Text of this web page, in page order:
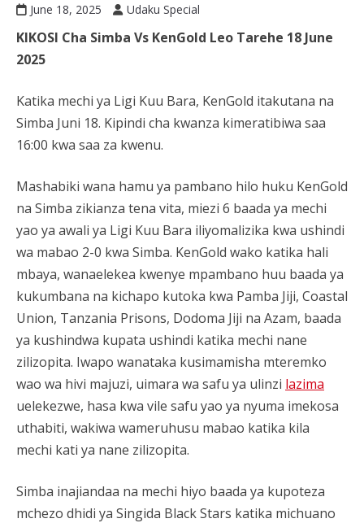
June 18, 2025 Udaku Special
KIKOSI Cha Simba Vs KenGold Leo Tarehe 18 June
2025
Katika mechi ya Ligi Kuu Bara, KenGold itakutana na
Simba Juni 18. Kipindi cha kwanza kimeratibiwa saa
16:00 kwa saa za kwenu.
Mashabiki wana hamu ya pambano hilo huku KenGold
na Simba zikianza tena vita, miezi 6 baada ya mechi
yao ya awali ya Ligi Kuu Bara iliyomalizika kwa ushindi
wa mabao 2-0 kwa Simba. KenGold wako katika hali
mbaya, wanaelekea kwenye mpambano huu baada ya
kukumbana na kichapo kutoka kwa Pamba Jiji, Coastal
Union, Tanzania Prisons, Dodoma Jiji na Azam, baada
ya kushindwa kupata ushindi katika mechi nane
zilizopita. Iwapo wanataka kusimamisha mteremko
wao wa hivi majuzi, uimara wa safu ya ulinzi lazima
uelekezwe, hasa kwa vile safu yao ya nyuma imekosa
uthabiti, wakiwa wameruhusu mabao katika kila
mechi kati ya nane zilizopita.
Simba inajiandaa na mechi hiyo baada ya kupoteza
mchezo dhidi ya Singida Black Stars katika michuano